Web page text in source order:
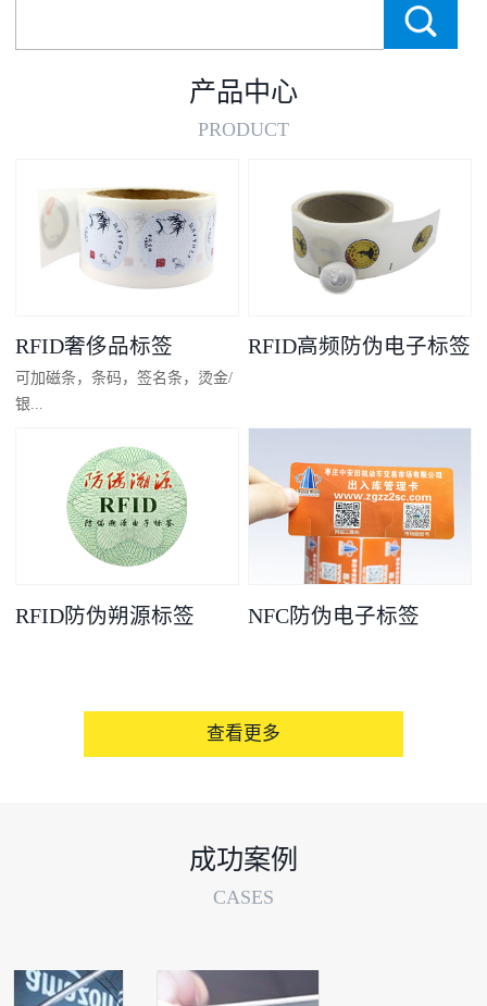
产品中心
PRODUCT
RFID奢侈品标签
可加磁条，条码，签名条，烫金/
银...
凸码，金/银底
RFID高频防伪电子标签
RFID防伪朔源标签 NFC防伪电子标签
查看更多
成功案例
CASES